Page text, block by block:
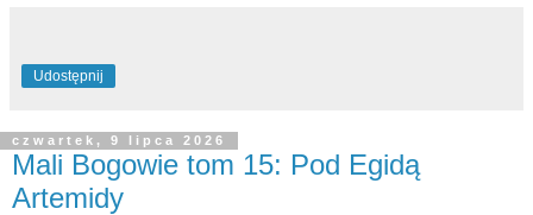
Udostępnij
czwartek, 9 lipca 2026
Mali Bogowie tom 15: Pod Egidą
Artemidy